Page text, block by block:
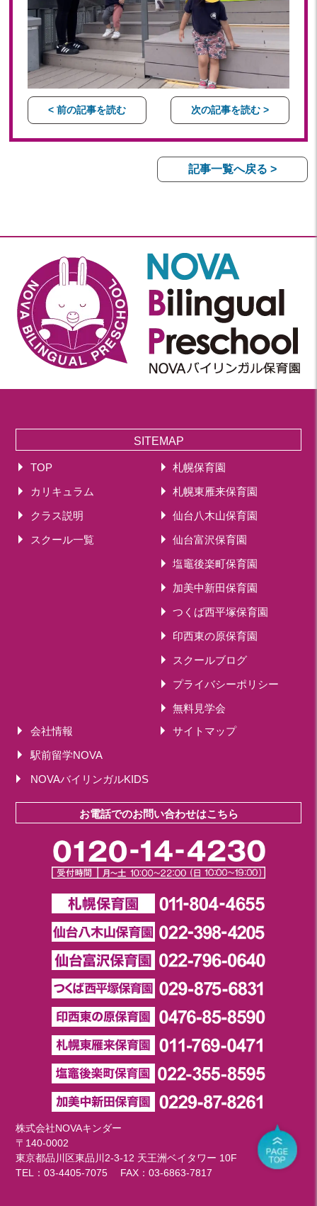
< 前の記事を読む 次の記事を読む >
記事一覧へ戻る >
SITEMAP
TOP
カリキュラム
クラス説明
スクール一覧
札幌保育園
札幌東雁来保育園
仙台八木山保育園
仙台富沢保育園
塩竈後楽町保育園
加美中新田保育園
つくば西平塚保育園
印西東の原保育園
スクールブログ
プライバシーポリシー
無料見学会
会社情報
サイトマップ
駅前留学NOVA
NOVAバイリンガルKIDS
お電話でのお問い合わせはこちら
株式会社NOVAキンダー
〒140-0002
東京都品川区東品川2-3-12 天王洲ベイタワー 10F
TEL：03-4405-7075 FAX：03-6863-7817